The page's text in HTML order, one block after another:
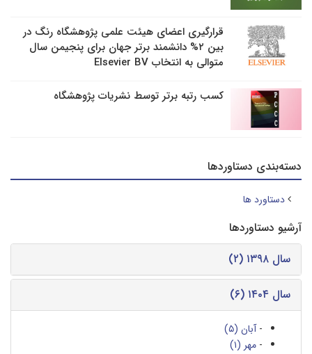
قرارگیری اعضای هیئت علمی پژوهشگاه رنگ در
بین ۲% دانشمند برتر جهان برای پنجیمن سال
متوالی به انتخاب Elsevier BV
کسب رتبه برتر توسط نشریات پژوهشگاه
دسته‌بندی دستاوردها
دستاورد ها
آرشیو دستاوردها
سال ۱۳۹۸ (۲)
سال ۱۴۰۴ (۶)
-آبان (۵)
- مهر (۱)